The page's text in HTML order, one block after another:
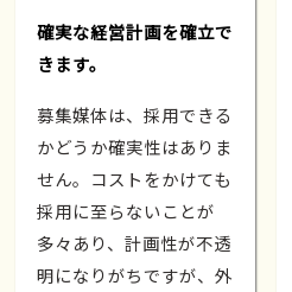
確実な経営計画を確立で
きます。
募集媒体は、採用できる
かどうか確実性はありま
せん。コストをかけても
採用に至らないことが
多々あり、計画性が不透
明になりがちですが、外